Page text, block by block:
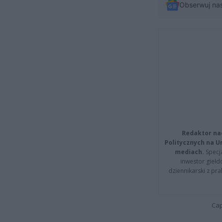
Obserwuj
Redaktor
Politycznych na
mediach.
inwestor
dziennikarski z